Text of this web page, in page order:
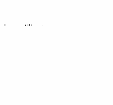
utilizar um pano